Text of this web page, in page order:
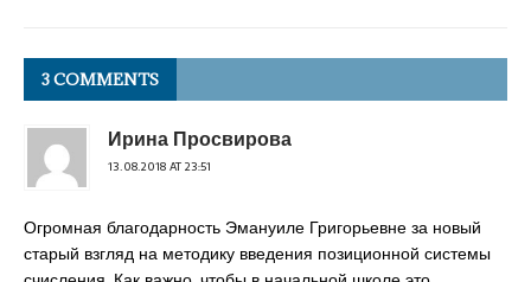
3 COMMENTS
Ирина Просвирова
13.08.2018 AT 23:51
Огромная благодарность Эмануиле Григорьевне за новый
старый взгляд на методику введения позиционной системы